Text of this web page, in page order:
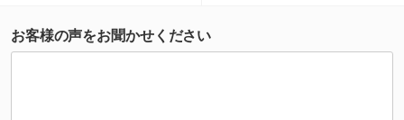
お客様の声をお聞かせください